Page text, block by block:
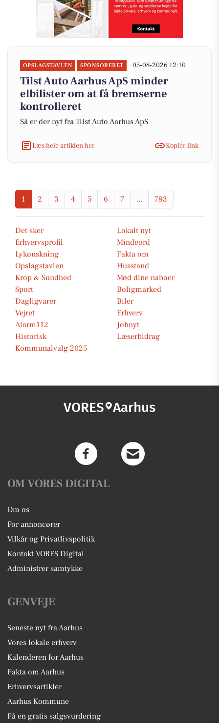
OPSLAGSTAVLEN SPONSORERET 05-08-2026 12:10
Tilst Auto Aarhus ApS minder
elbilister om at få bremserne
kontrolleret
Så er der nyt fra Tilst Auto Aarhus ApS
Læs hele artiklen her Kopiér link
1 2 3 4 5 6 7 ... 783
Det sker
Lokalt nyt
Erhvervsprofil
Mindeord
Lykønskning
Fakta om
Opslagstavlen
Husstand
Krop & Sundhed
Mød dine naboer
Sport
Boligmarked
Dagligvarer
Biler
Vejret
Erhverv
Alarm112
Jobnyt
Historisk
Læserbidrag
Kommunalvalg 2025
VORES Aarhus
OM VORES DIGITAL
Om os
For annoncører
Vilkår og Privatlivspolitik
Kontakt VORES Digital
Administrer samtykke
GENVEJE
Seneste nyt fra Aarhus
Vores lokale erhverv
Kalenderen for Aarhus
Fakta om Aarhus
Erhvervsartikler
Aarhus Kommune
Få en gratis salgsvurdering